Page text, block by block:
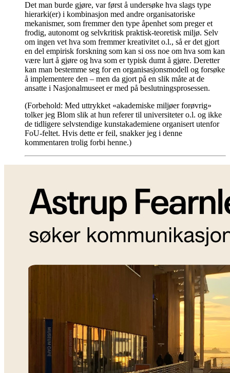
Det man burde gjøre, var først å undersøke hva slags type
hierarki(er) i kombinasjon med andre organisatoriske
mekanismer, som fremmer den type åpenhet som preger et
frodig, autonomt og selvkritisk praktisk-teoretisk miljø. Selv
om ingen vet hva som fremmer kreativitet o.l., så er det gjort
en del empirisk forskning som kan si oss noe om hva som kan
være lurt å gjøre og hva som er typisk dumt å gjøre. Deretter
kan man bestemme seg for en organisasjonsmodell og forsøke
å implementere den – men da gjort på en slik måte at de
ansatte i Nasjonalmuseet er med på beslutningsprosessen.
(Forbehold: Med uttrykket «akademiske miljøer forøvrig»
tolker jeg Blom slik at hun referer til universiteter o.l. og ikke
de tidligere selvstendige kunstakademiene organisert utenfor
FoU-feltet. Hvis dette er feil, snakker jeg i denne
kommentaren trolig forbi henne.)